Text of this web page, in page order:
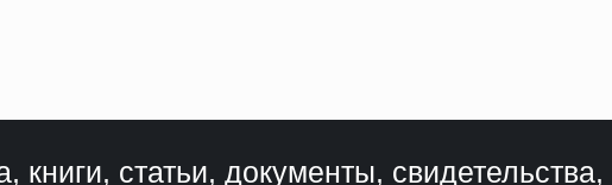
статьи, документы, свидетельства,